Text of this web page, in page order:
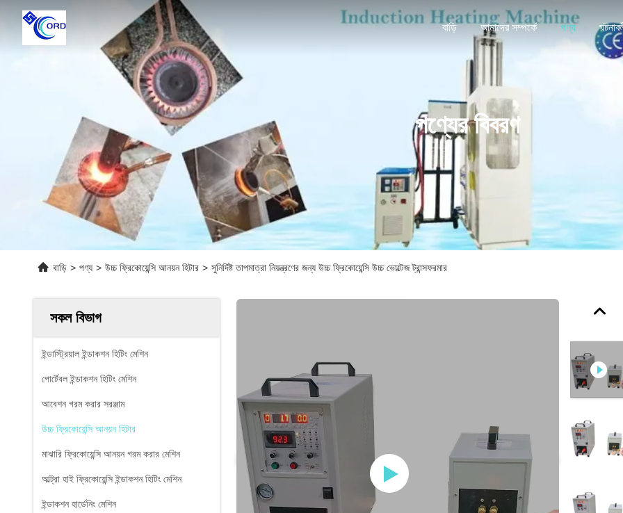
বাড়ি আমাদের সম্পর্কে পণ্য
পণ্যের বিবরণ
বাড়ি > পণ্য > উচ্চ ফ্রিকোয়েন্সি আনয়ন হিটার > সুনির্দিষ্ট তাপমাত্রা নিয়ন্ত্রণের জন্য উচ্চ ফ্রিকোয়েন্সি উচ্চ ভোল্টেজ ট্রান্সফরমার
সকল বিভাগ
ইন্ডাস্ট্রিয়াল ইন্ডাকশন হিটিং মেশিন
পোর্টেবল ইন্ডাকশন হিটিং মেশিন
আবেশন গরম করার সরঞ্জাম
উচ্চ ফ্রিকোয়েন্সি আনয়ন হিটার
মাঝারি ফ্রিকোয়েন্সি আনয়ন গরম করার মেশিন
আল্ট্রা হাই ফ্রিকোয়েন্সি ইন্ডাকশন হিটিং মেশিন
ইন্ডাকশন হার্ডেনিং মেশিন